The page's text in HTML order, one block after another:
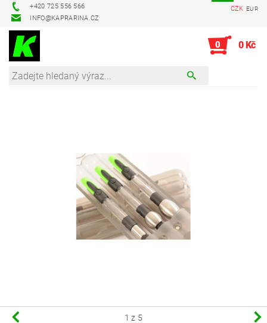
+420 725 556 566
INFO@KAPRARINA.CZ
CZK EUR
0 0 Kč
1 z 5